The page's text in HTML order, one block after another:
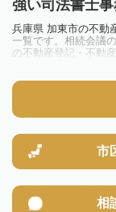
強い司法書士
兵庫県 加東市の不動
一覧です。相続会議
の不動産登記・不動
とが出来ます。相続
市
相